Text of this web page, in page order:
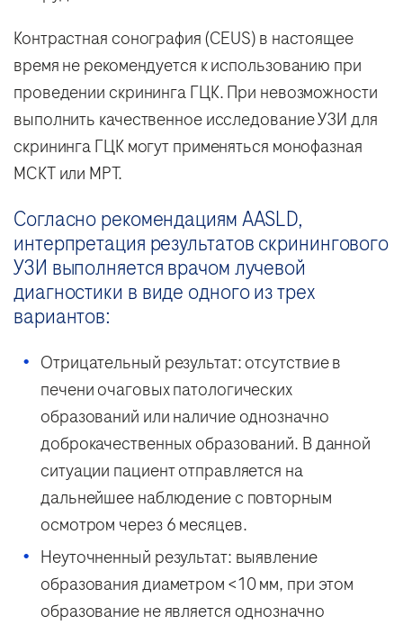
Контрастная сонография (CEUS) в настоящее
время не рекомендуется к использованию при
проведении скрининга ГЦК. При невозможности
выполнить качественное исследование УЗИ для
скрининга ГЦК могут применяться монофазная
МСКТ или МРТ.
Согласно рекомендациям AASLD,
интерпретация результатов скринингового
УЗИ выполняется врачом лучевой
диагностики в виде одного из трех
вариантов:
Отрицательный результат: отсутствие в
печени очаговых патологических
образований или наличие однозначно
доброкачественных образований. В данной
ситуации пациент отправляется на
дальнейшее наблюдение с повторным
осмотром через 6 месяцев.
Неуточненный результат: выявление
образования диаметром <10 мм, при этом
образование не является однозначно